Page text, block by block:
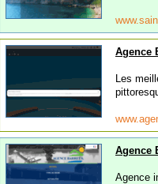
Agence
Les
Agence
Agence